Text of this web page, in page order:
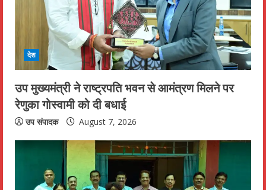
देश
उप मुख्यमंत्री ने राष्ट्रपति भवन से आमंत्रण मिलने पर
रेणुका गोस्वामी को दी बधाई
उप संपादक August 7, 2026